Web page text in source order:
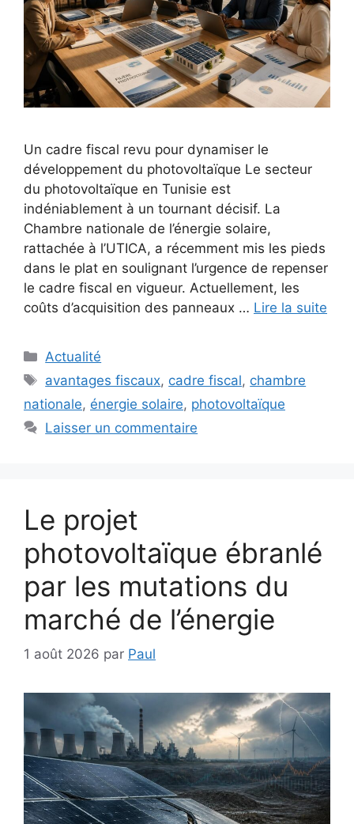
Un cadre fiscal revu pour dynamiser le
développement du photovoltaïque Le secteur
du photovoltaïque en Tunisie est
indéniablement à un tournant décisif. La
Chambre nationale de l’énergie solaire,
rattachée à l’UTICA, a récemment mis les pieds
dans le plat en soulignant l’urgence de repenser
le cadre fiscal en vigueur. Actuellement, les
coûts d’acquisition des panneaux … Lire la suite
Catégories
Actualité
Étiquettes
avantages fiscaux, cadre fiscal, chambre
nationale, énergie solaire, photovoltaïque
Laisser un commentaire
Le projet
photovoltaïque ébranlé
par les mutations du
marché de l’énergie
1 août 2026 par Paul